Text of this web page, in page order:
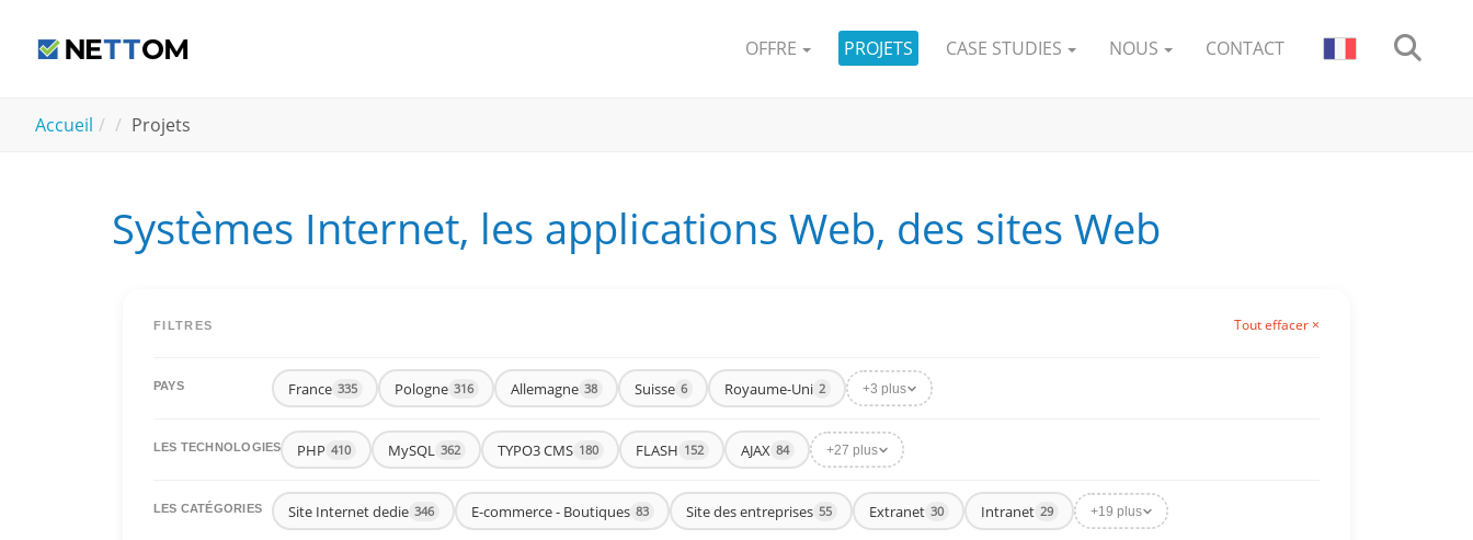
OFFRE
PROJETS CASE STUDIES NOUS CONTACT
Accueil Projets
Systèmes Internet, les applications Web, des sites Web
FILTRES Tout effacer ×
PAYS France 335 Pologne 316 Allemagne 38 Suisse 6 Royaume-Uni 2 +3 plus
LES TECHNOLOGIES PHP 410 MySQL 362 TYPO3 CMS 180 FLASH 152 AJAX 84 +27 plus
LES CATÉGORIES Site Internet dedie 346 E-commerce - Boutiques 83 Site des entreprises 55 Extranet 30 Intranet 29 +19 plus